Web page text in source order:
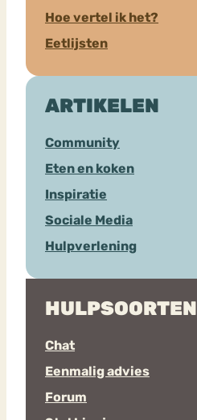
Hoe vertel ik het?
Eetlijsten
ARTIKELEN
Community
Eten en koken
Inspiratie
Sociale Media
Hulpverlening
HULPSOORTEN
Chat
Eenmalig advies
Forum